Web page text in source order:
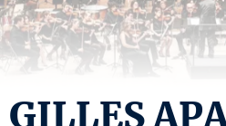
GILLES